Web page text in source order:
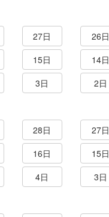
27日 26日
15日 14日
3日 2日
28日 27日
16日 15日
4日 3日